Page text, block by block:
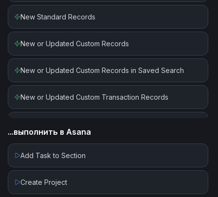
Get File By ID (SOAP)
Search Records
Search Standard Records (Transaction Types) (SOAP)
Transform
Update Record
New Standard Records
New or Updated Custom Records
New or Updated Custom Records in Saved Search
New or Updated Custom Transaction Records
...выполнить в Asana
Add Task to Section
Create Project